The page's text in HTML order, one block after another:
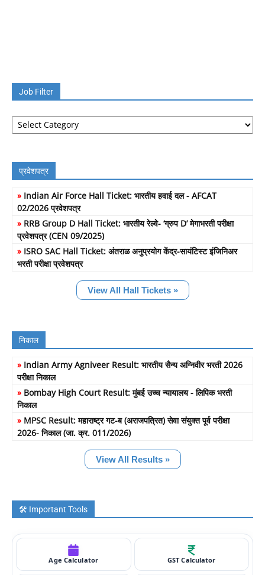
Job Filter
Job
Filter
प्रवेशपत्र
» Indian Air Force Hall Ticket: भारतीय हवाई दल - AFCAT
02/2026 प्रवेशपत्र
» RRB Group D Hall Ticket: भारतीय रेल्वे- ‘ग्रुप D’ मेगाभरती परीक्षा
प्रवेशपत्र (CEN 09/2025)
» ISRO SAC Hall Ticket: अंतराळ अनुप्रयोग केंद्र-सायंटिस्ट इंजिनिअर
भरती परीक्षा प्रवेशपत्र
View All Hall Tickets »
निकाल
» Indian Army Agniveer Result: भारतीय सैन्य अग्निवीर भरती 2026
परीक्षा निकाल
» Bombay High Court Result: मुंबई उच्च न्यायालय - लिपिक भरती
निकाल
» MPSC Result: महाराष्ट्र गट-ब (अराजपत्रित) सेवा संयुक्त पूर्व परीक्षा
2026- निकाल (जा. क्र. 011/2026)
View All Results »
🛠️ Important Tools
Age Calculator GST Calculator